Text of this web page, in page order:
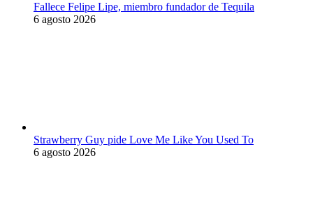
Fallece Felipe Lipe, miembro fundador de Tequila
6 agosto 2026
Strawberry Guy pide Love Me Like You Used To
6 agosto 2026